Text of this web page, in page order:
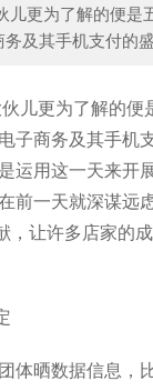
儿更为了解的便
及其手机支付的
儿更为了解的
子商务及其手机
运用这一天来开
前一天就深谋
，让许多店家
体晒数据信息